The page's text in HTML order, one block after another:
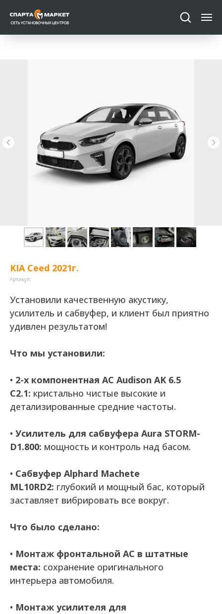
KIA Ceed 2021г.
Артикул:
Установили качественную акустику,
усилитель и сабвуфер, и клиент был приятно
удивлен результатом!
Что мы установили:
• 2-х компонентная АС Audison AK 6.5
C2.1: кристально чистые высокие и
детализированные средние частоты.
• Усилитель для сабвуфера Aura STORM-
D1.800: мощность и контроль над басом.
• Сабвуфер Alphard Machete
ML10RD2: глубокий и мощный бас, который
заставляет вибрировать все вокруг.
Что было сделано:
• Монтаж фронтальной АС в штатные
места: сохранение оригинального
интерьера автомобиля.
• Монтаж усилителя для